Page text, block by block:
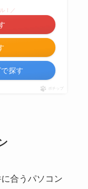
！／
探す
ポチップ
合うパソコン